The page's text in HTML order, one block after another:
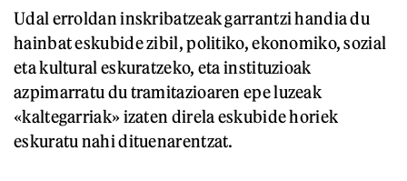
Udal erroldan inskribatzeak garrantzi handia du
hainbat eskubide zibil, politiko, ekonomiko, sozial
eta kultural eskuratzeko, eta instituzioak
azpimarratu du tramitazioaren epe luzeak
«kaltegarriak» izaten direla eskubide horiek
eskuratu nahi dituenarentzat.